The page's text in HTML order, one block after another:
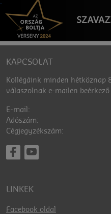
KAPCSOLAT
Kollégáink minden hétköznap
válaszolnak e-mailen beérkező
E-mail:
Adószám:
Cégjegyzékszám:
LINKEK
Facebook oldal